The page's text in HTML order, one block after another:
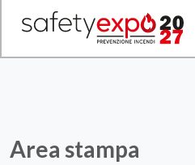
Area stampa